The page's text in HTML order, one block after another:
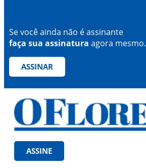
Se você ainda não é assinante
faça sua assinatura agora mesmo.
ASSINAR
ASSINE